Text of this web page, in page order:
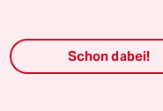
Schon dabei!